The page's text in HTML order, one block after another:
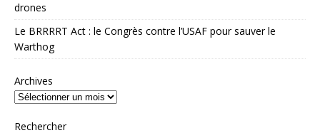
drones
Le BRRRRT Act : le Congrès contre l’USAF pour sauver le
Warthog
Archives
Rechercher